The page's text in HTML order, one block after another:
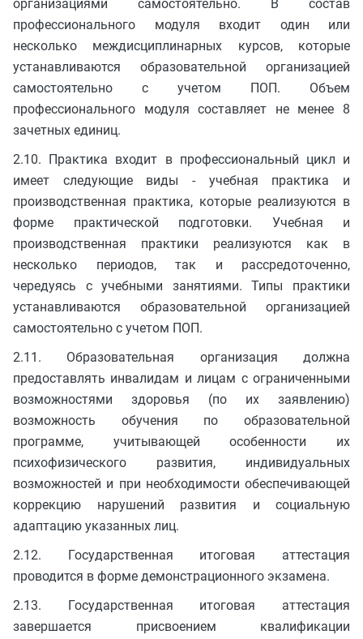
организациями самостоятельно. В состав
профессионального модуля входит один или
несколько междисциплинарных курсов, которые
устанавливаются образовательной организацией
самостоятельно с учетом ПОП. Объем
профессионального модуля составляет не менее 8
зачетных единиц.
2.10. Практика входит в профессиональный цикл и
имеет следующие виды - учебная практика и
производственная практика, которые реализуются в
форме практической подготовки. Учебная и
производственная практики реализуются как в
несколько периодов, так и рассредоточенно,
чередуясь с учебными занятиями. Типы практики
устанавливаются образовательной организацией
самостоятельно с учетом ПОП.
2.11. Образовательная организация должна
предоставлять инвалидам и лицам с ограниченными
возможностями здоровья (по их заявлению)
возможность обучения по образовательной
программе, учитывающей особенности их
психофизического развития, индивидуальных
возможностей и при необходимости обеспечивающей
коррекцию нарушений развития и социальную
адаптацию указанных лиц.
2.12. Государственная итоговая аттестация
проводится в форме демонстрационного экзамена.
2.13. Государственная итоговая аттестация
завершается присвоением квалификации